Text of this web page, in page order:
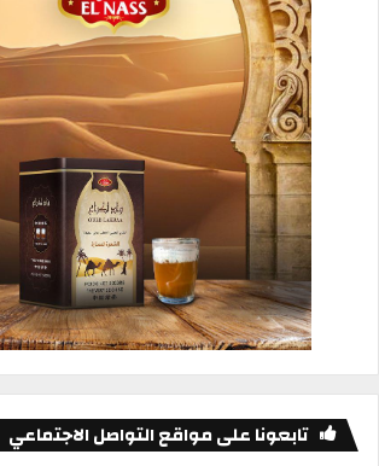
تابعونا على مواقع التواصل الاجتماعي